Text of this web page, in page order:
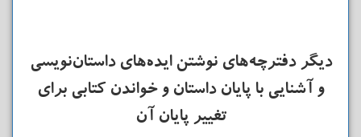
دیگر دفترچه‌های نوشتن ایده‌های داستان‌نویسی
و آشنایی با پایان داستان و خواندن کتابی برای
تغییر پایان آن